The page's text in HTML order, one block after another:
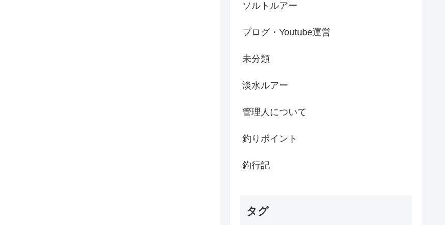
ソルトルアー
ブログ・Youtube運営
未分類
淡水ルアー
管理人について
釣りポイント
釣行記
タグ